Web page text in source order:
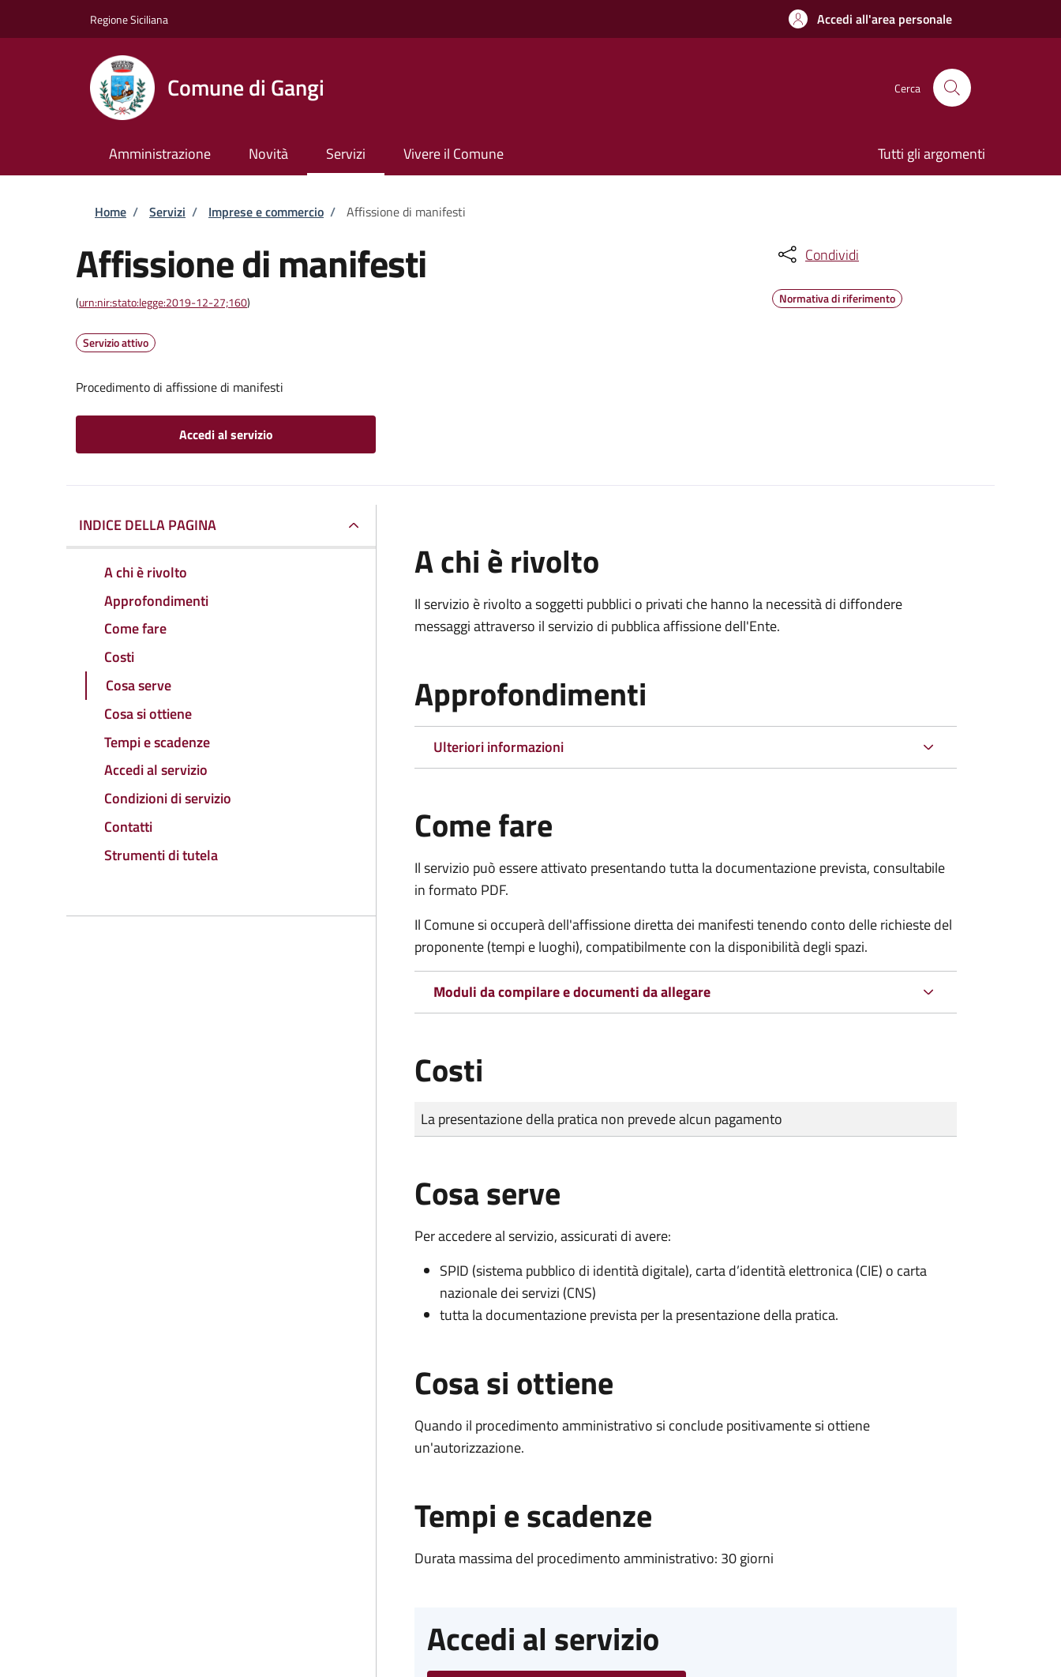
Regione Siciliana Accedi all'area personale
Comune di Gangi Cerca
Amministrazione Novità Servizi Vivere il Comune Tutti gli argomenti
Briciole di pane
Home / Servizi / Imprese e commercio / Affissione di manifesti
Affissione di manifesti
(urn:nir:stato:legge:2019-12-27;160)
Servizio attivo
Procedimento di affissione di manifesti
Accedi al servizio
Condividi
Normativa di riferimento
INDICE DELLA PAGINA
A chi è rivolto
Approfondimenti
Come fare
Costi
Cosa serve
Cosa si ottiene
Tempi e scadenze
Accedi al servizio
Condizioni di servizio
Contatti
Strumenti di tutela
A chi è rivolto
Il servizio è rivolto a soggetti pubblici o privati che hanno la necessità di diffondere
messaggi attraverso il servizio di pubblica affissione dell'Ente.
Approfondimenti
Ulteriori informazioni
Come fare
Il servizio può essere attivato presentando tutta la documentazione prevista, consultabile
in formato PDF.
Il Comune si occuperà dell'affissione diretta dei manifesti tenendo conto delle richieste del
proponente (tempi e luoghi), compatibilmente con la disponibilità degli spazi.
Moduli da compilare e documenti da allegare
Costi
Tipo di pagamento
Importo
La presentazione della pratica non prevede alcun pagamento
Cosa serve
Per accedere al servizio, assicurati di avere:
SPID (sistema pubblico di identità digitale), carta d’identità elettronica (CIE) o carta
nazionale dei servizi (CNS)
tutta la documentazione prevista per la presentazione della pratica.
Cosa si ottiene
Quando il procedimento amministrativo si conclude positivamente si ottiene
un'autorizzazione.
Tempi e scadenze
Durata massima del procedimento amministrativo: 30 giorni
Accedi al servizio